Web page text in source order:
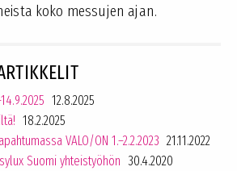
koko messujen ajan.
12.8.2025
18.2.2025
VALO/ON 1.–2.2.2023 21.11.2022
Suomi yhteistyöhön 30.4.2020